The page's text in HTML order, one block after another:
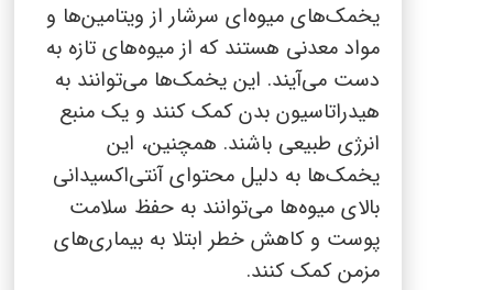
یخمک‌های میوه‌ای سرشار از ویتامین‌ها و
مواد معدنی هستند که از میوه‌های تازه به
دست می‌آیند. این یخمک‌ها می‌توانند به
هیدراتاسیون بدن کمک کنند و یک منبع
انرژی طبیعی باشند. همچنین، این
یخمک‌ها به دلیل محتوای آنتی‌اکسیدانی
بالای میوه‌ها می‌توانند به حفظ سلامت
پوست و کاهش خطر ابتلا به بیماری‌های
مزمن کمک کنند.